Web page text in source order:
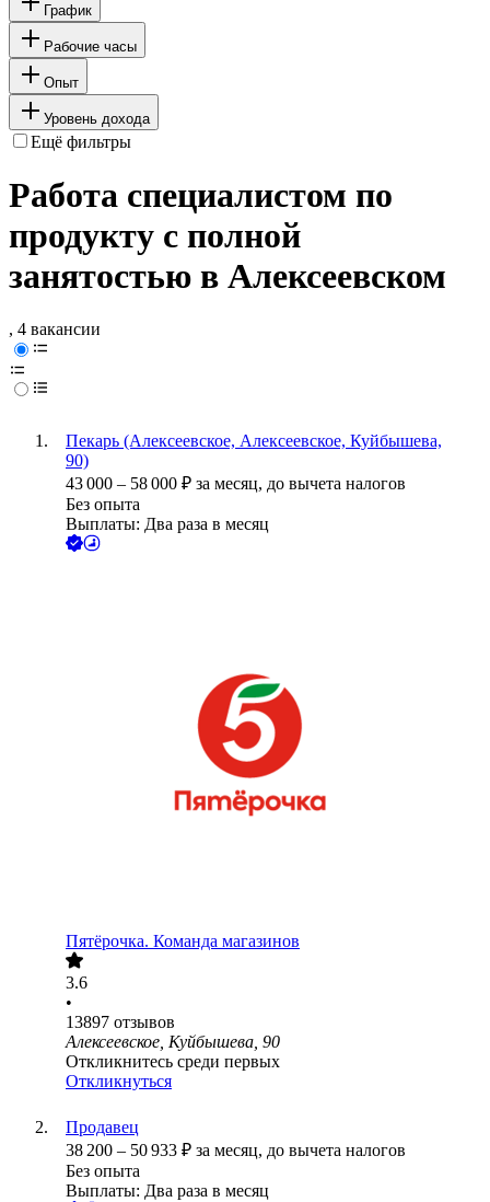
График
Рабочие часы
Опыт
Уровень дохода
Ещё фильтры
Работа специалистом по
продукту с полной
занятостью в Алексеевском
, 4 вакансии
Пекарь (Алексеевское, Алексеевское, Куйбышева,
90)
43 000 – 58 000 ₽ за месяц, до вычета налогов
Без опыта
Выплаты: Два раза в месяц
Пятёрочка. Команда магазинов
3.6
•
13897 отзывов
Алексеевское, Куйбышева, 90
Откликнитесь среди первых
Откликнуться
Продавец
38 200 – 50 933 ₽ за месяц, до вычета налогов
Без опыта
Выплаты: Два раза в месяц